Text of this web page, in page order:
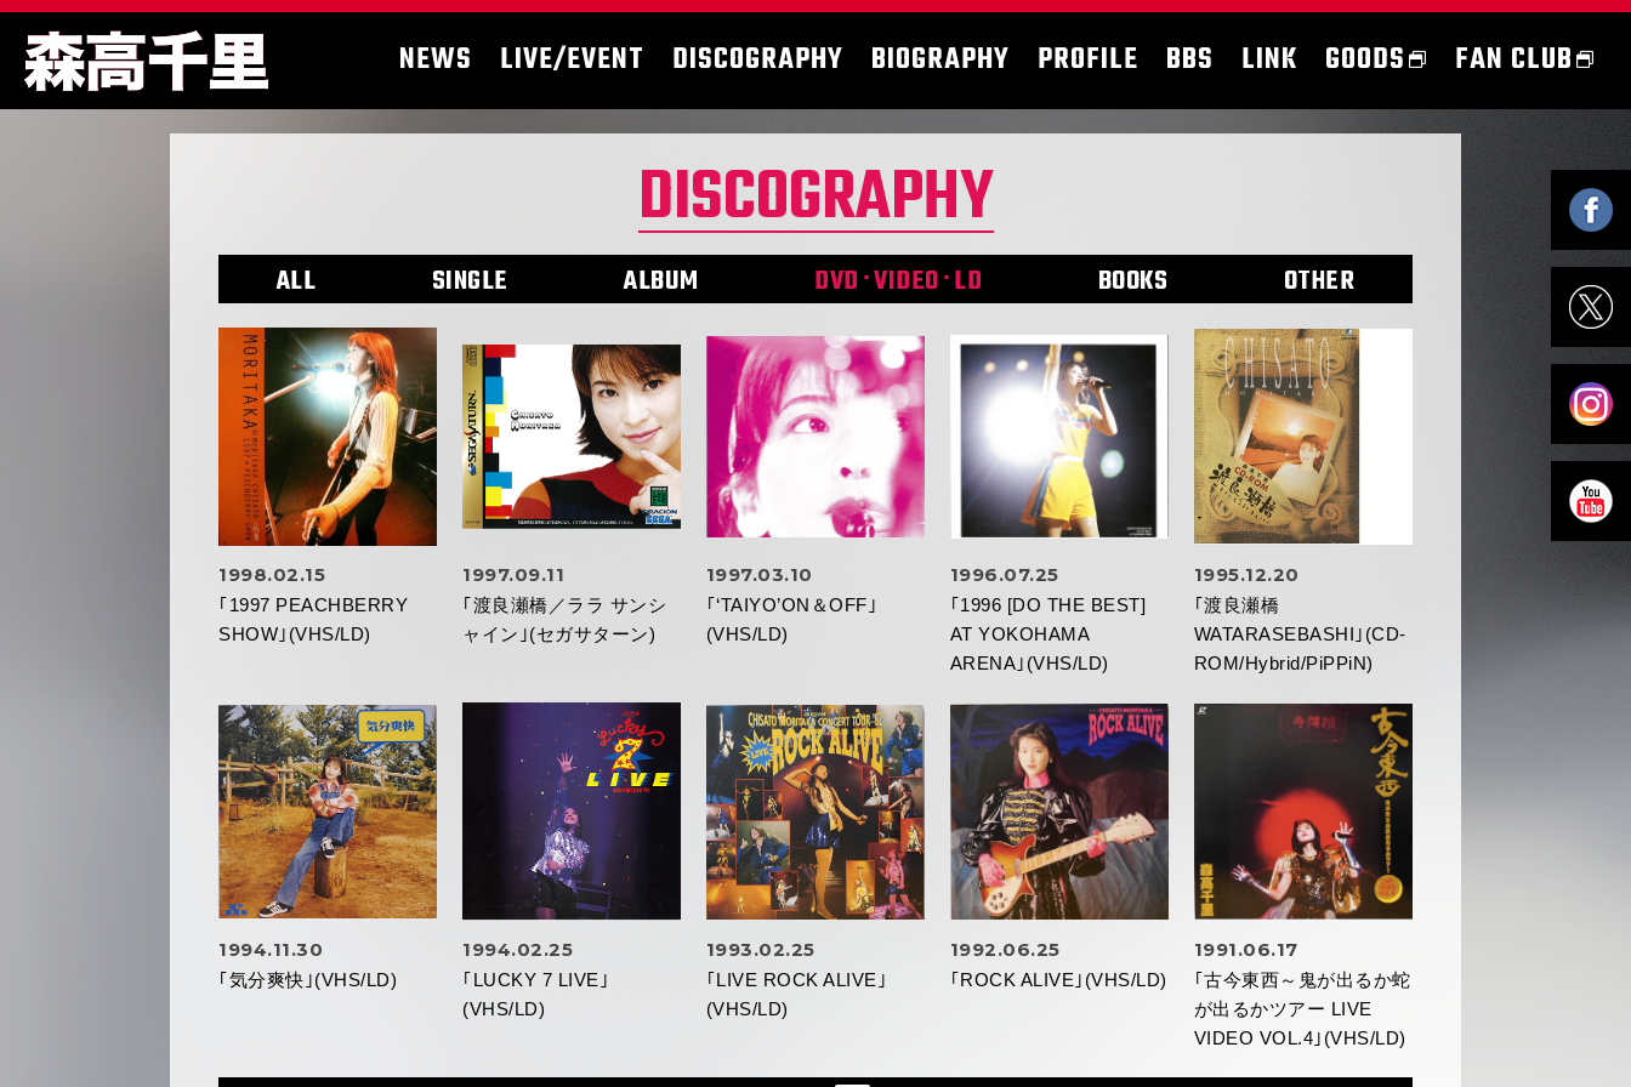
NEWS LIVE/EVENT DISCOGRAPHY BIOGRAPHY PROFILE BBS LINK GOODS FAN CLUB
DISCOGRAPHY
ALL SINGLE ALBUM DVD･VIDEO･LD BOOKS OTHER
1998.02.15
｢1997 PEACHBERRY
SHOW｣(VHS/LD)
1997.09.11
｢渡良瀬橋／ララ サンシ
ャイン｣(セガサターン)
1997.03.10
｢‘TAIYO’ON＆OFF｣
(VHS/LD)
1996.07.25
｢1996 [DO THE BEST]
AT YOKOHAMA
ARENA｣(VHS/LD)
1995.12.20
｢渡良瀬橋
WATARASEBASHI｣(CD-
ROM/Hybrid/PiPPiN)
1994.11.30
｢気分爽快｣(VHS/LD)
1994.02.25
｢LUCKY 7 LIVE｣
(VHS/LD)
1993.02.25
｢LIVE ROCK ALIVE｣
(VHS/LD)
1992.06.25
｢ROCK ALIVE｣(VHS/LD)
1991.06.17
｢古今東西～鬼が出るか蛇
が出るかツアー LIVE
VIDEO VOL.4｣(VHS/LD)